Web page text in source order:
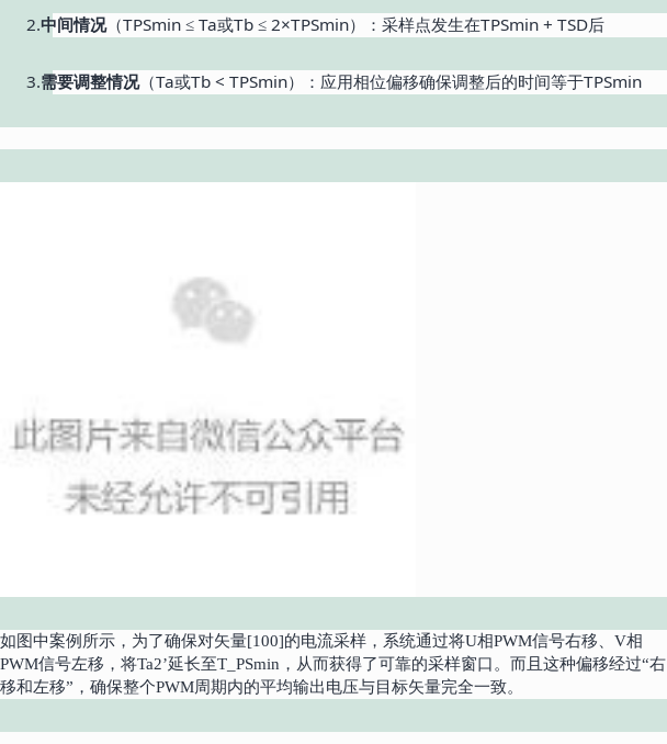
2.中间情况（TPSmin ≤ Ta或Tb ≤ 2×TPSmin）：采样点发生在TPSmin + TSD后
3.需要调整情况（Ta或Tb < TPSmin）：应用相位偏移确保调整后的时间等于TPSmin
如图中案例所示，为了确保对矢量[100]的电流采样，系统通过将U相PWM信号右移、V相
PWM信号左移，将Ta2’延长至T_PSmin，从而获得了可靠的采样窗口。而且这种偏移经过“右
移和左移”，确保整个PWM周期内的平均输出电压与目标矢量完全一致。